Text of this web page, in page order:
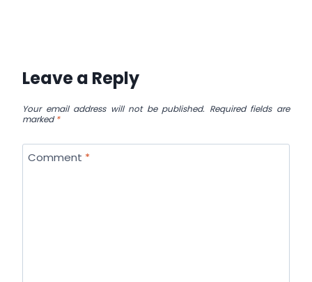
Leave a Reply
Your email address will not be published. Required fields are
marked*
Comment *